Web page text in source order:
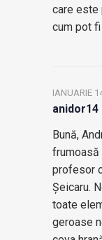
care este
cum pot
anidor14
IANUARIE
Bună,
frumoasă
profesor
Șeicaru.
toate
geroase